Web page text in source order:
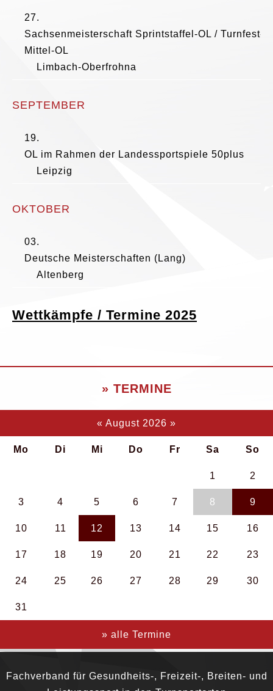
27.
Sachsenmeisterschaft Sprintstaffel-OL / Turnfest-
Mittel-OL
Limbach-Oberfrohna
SEPTEMBER
19.
OL im Rahmen der Landessportspiele 50plus
Leipzig
OKTOBER
03.
Deutsche Meisterschaften (Lang)
Altenberg
Wettkämpfe / Termine 2025
» TERMINE
« August 2026 »
Mo Di Mi Do Fr Sa So
1 2
3 4 5 6 7 8 9
10 11 12 13 14 15 16
17 18 19 20 21 22 23
24 25 26 27 28 29 30
31
» alle Termine
Fachverband für Gesundheits-, Freizeit-, Breiten- und